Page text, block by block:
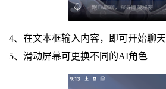
4、在文本框输入内容，即可开始聊天
5、滑动屏幕可更换不同的AI角色